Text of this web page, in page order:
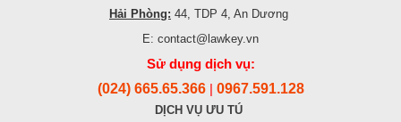
Hải Phòng: 44, TDP 4, An Dương
E: contact@lawkey.vn
Sử dụng dịch vụ:
(024) 665.65.366 0967.591.128
DỊCH VỤ ƯU TÚ